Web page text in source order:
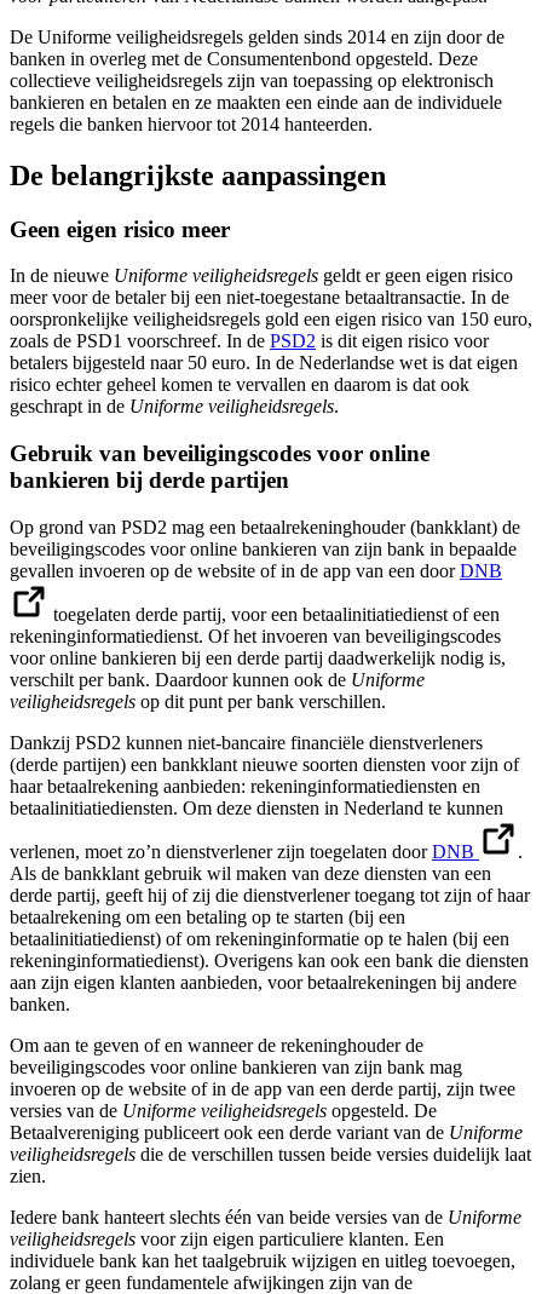
De Uniforme veiligheidsregels gelden sinds 2014 en zijn door de
banken in overleg met de Consumentenbond opgesteld. Deze
collectieve veiligheidsregels zijn van toepassing op elektronisch
bankieren en betalen en ze maakten een einde aan de individuele
regels die banken hiervoor tot 2014 hanteerden.
De belangrijkste aanpassingen
Geen eigen risico meer
In de nieuwe Uniforme veiligheidsregels geldt er geen eigen risico
meer voor de betaler bij een niet-toegestane betaaltransactie. In de
oorspronkelijke veiligheidsregels gold een eigen risico van 150 euro,
zoals de PSD1 voorschreef. In de PSD2 is dit eigen risico voor
betalers bijgesteld naar 50 euro. In de Nederlandse wet is dat eigen
risico echter geheel komen te vervallen en daarom is dat ook
geschrapt in de Uniforme veiligheidsregels.
Gebruik van beveiligingscodes voor online
bankieren bij derde partijen
Op grond van PSD2 mag een betaalrekeninghouder (bankklant) de
beveiligingscodes voor online bankieren van zijn bank in bepaalde
gevallen invoeren op de website of in de app van een doorDNB
toegelaten derde partij, voor een betaalinitiatiedienst of een
rekeninginformatiedienst. Of het invoeren van beveiligingscodes
voor online bankieren bij een derde partij daadwerkelijk nodig is,
verschilt per bank. Daardoor kunnen ook de Uniforme
veiligheidsregels op dit punt per bank verschillen.
Dankzij PSD2 kunnen niet-bancaire financiële dienstverleners
(derde partijen) een bankklant nieuwe soorten diensten voor zijn of
haar betaalrekening aanbieden: rekeninginformatiediensten en
betaalinitiatiediensten. Om deze diensten in Nederland te kunnen
verlenen, moet zo’n dienstverlener zijn toegelaten doorDNB
.
Als de bankklant gebruik wil maken van deze diensten van een
derde partij, geeft hij of zij die dienstverlener toegang tot zijn of haar
betaalrekening om een betaling op te starten (bij een
betaalinitiatiedienst) of om rekeninginformatie op te halen (bij een
rekeninginformatiedienst). Overigens kan ook een bank die diensten
aan zijn eigen klanten aanbieden, voor betaalrekeningen bij andere
banken.
Om aan te geven of en wanneer de rekeninghouder de
beveiligingscodes voor online bankieren van zijn bank mag
invoeren op de website of in de app van een derde partij, zijn twee
versies van de Uniforme veiligheidsregels opgesteld. De
Betaalvereniging publiceert ook een derde variant van de Uniforme
veiligheidsregels die de verschillen tussen beide versies duidelijk laat
zien.
Iedere bank hanteert slechts één van beide versies van de Uniforme
veiligheidsregels voor zijn eigen particuliere klanten. Een
individuele bank kan het taalgebruik wijzigen en uitleg toevoegen,
zolang er geen fundamentele afwijkingen zijn van de